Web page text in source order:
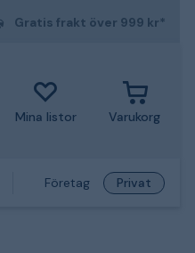
Gratis frakt över 999 kr*
Mina listor Varukorg
Företag Privat